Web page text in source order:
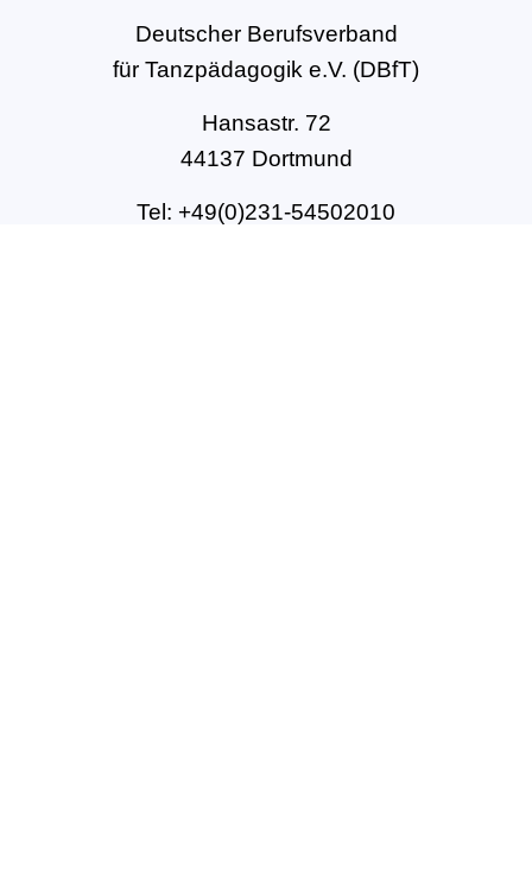
Deutscher Berufsverband
für Tanzpädagogik e.V. (DBfT)
Hansastr. 72
44137 Dortmund
Tel: +49(0)231-54502010